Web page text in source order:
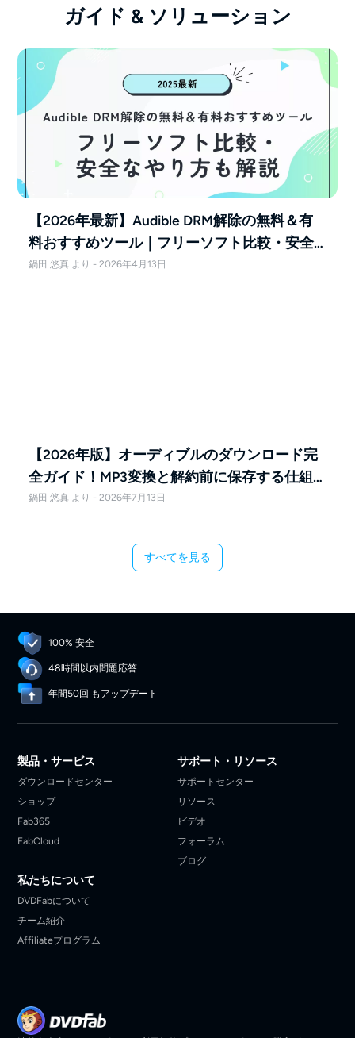
ガイド & ソリューション
【2026年最新】Audible DRM解除の無料＆有
料おすすめツール｜フリーソフト比較・安全
なやり方も解説
鍋田 悠真 より - 2026年4月13日
【2026年版】オーディブルのダウンロード完
全ガイド！MP3変換と解約前に保存する仕組
み・注意点
鍋田 悠真 より - 2026年7月13日
すべてを見る
100% 安全
48時間以内問題応答
年間50回 もアップデート
製品・サービス
ダウンロードセンター
ショップ
Fab365
FabCloud
サポート・リソース
サポートセンター
リソース
ビデオ
フォーラム
ブログ
私たちについて
DVDFabについて
チーム紹介
Affiliateプログラム